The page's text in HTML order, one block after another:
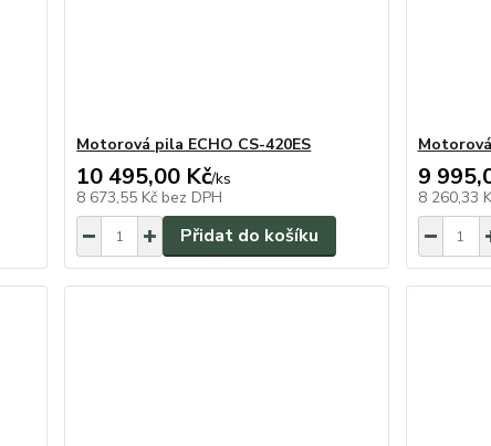
Motorová pila ECHO CS-420ES
10 495,00 Kč/ks
8 673,55 Kč bez DPH
Přidat do košíku
9
8 260,33